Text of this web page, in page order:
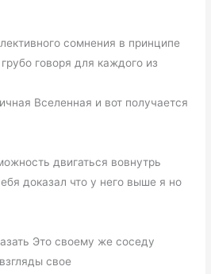
сомнения в принципе
говоря для каждого из
Вселенная и вот получается
двигаться вовнутрь
доказал что у него выше я но
Это своему же соседу
свое